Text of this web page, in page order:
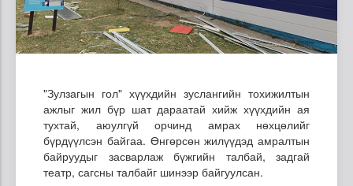
"Зулзагын гол" хүүхдийн зуслангийн тохижилтын
ажлыг жил бүр шат дараатай хийж хүүхдийн ая
тухтай, аюулгүй орчинд амрах нөхцөлийг
бүрдүүлсэн байгаа. Өнгөрсөн жилүүдэд амралтын
байруудыг засварлаж бүжгийн талбай, задгай
театр, сагсны талбайг шинээр байгуулсан.